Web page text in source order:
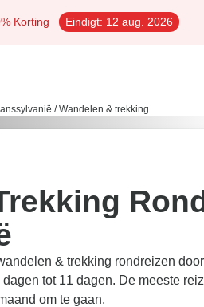
Korting Eindigt: 12 aug. 2026
/ Wandelen & trekking
& trekking rondreizen
tot 11 dagen. De meeste
om te gaan.